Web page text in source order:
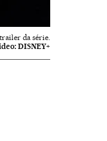
da série.
DISNEY+